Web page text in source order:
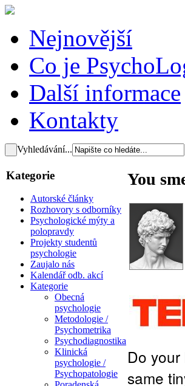
Nejnovější
Co je
Další informace
Kontakty
Vyhledávání...
Kategorie
Autorské články
Rozhovory s odborníky
Psychologické mýty a
polopravdy
Projekty studentů
psychologie
Zaujalo nás
Kalendář odb. akcí
Kategorie
Obecná
psychologie
Metodologie /
Psychometrika
Psychodiagnostika
Klinická
psychologie /
Psychopatologie
You
Do
same